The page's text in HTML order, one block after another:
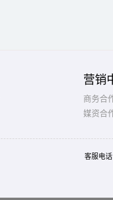
营销
商务合
媒资合
客服电